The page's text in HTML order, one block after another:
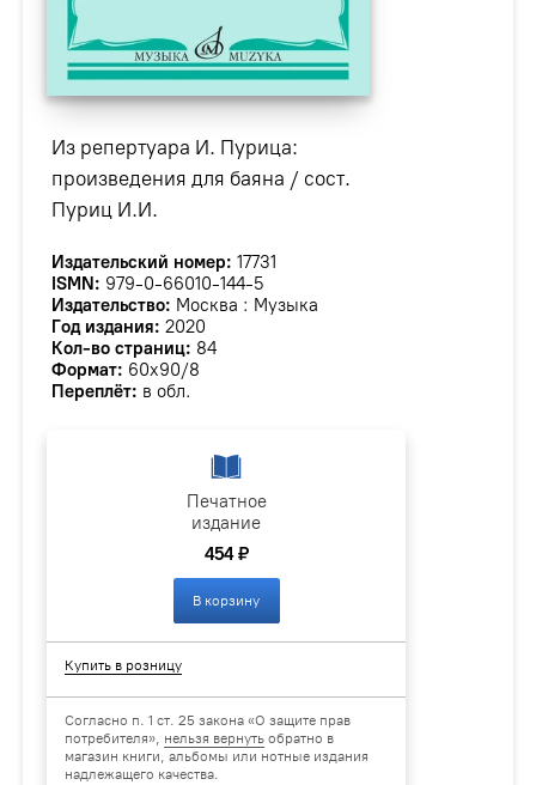
Из репертуара И. Пурица:
произведения для баяна / сост.
Пуриц И.И.
Издательский номер: 17731
ISMN: 979-0-66010-144-5
Издательство: Москва : Музыка
Год издания: 2020
Кол-во страниц: 84
Формат: 60х90/8
Переплёт: в обл.
Печатное
издание
454 ₽
В корзину
Купить в розницу
Согласно п. 1 ст. 25 закона «О защите прав
потребителя», нельзя вернуть обратно в
магазин книги, альбомы или нотные издания
надлежащего качества.